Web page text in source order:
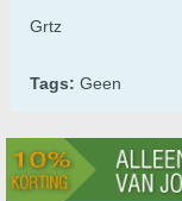
Grtz
Tags: Geen